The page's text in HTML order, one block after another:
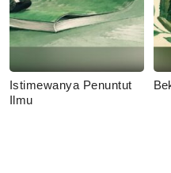
Istimewanya Penuntut
Ilmu